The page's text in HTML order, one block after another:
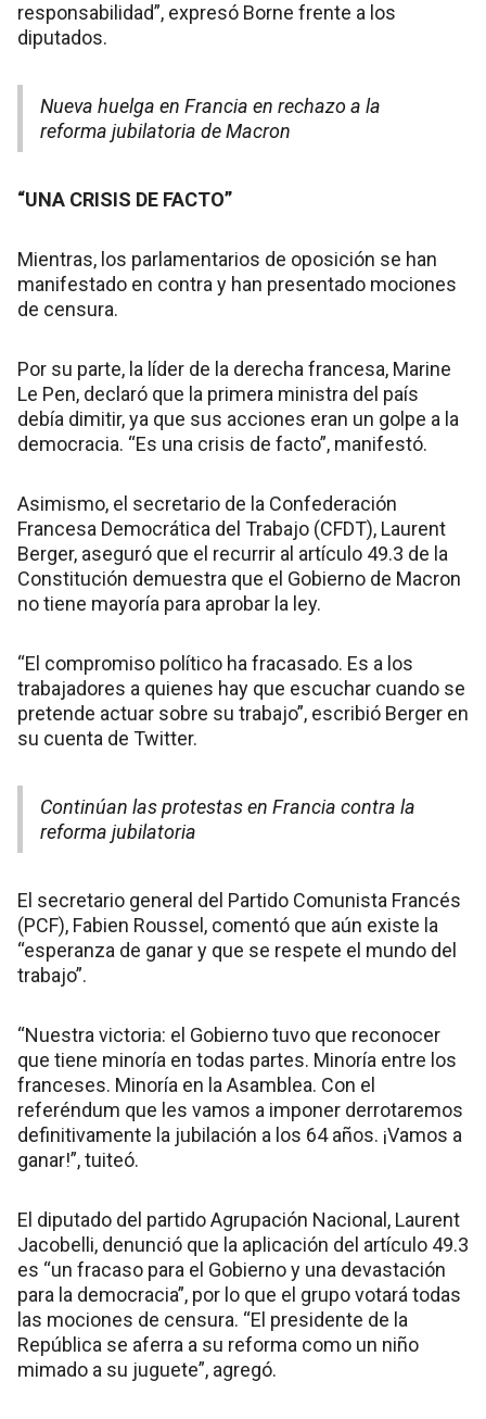
responsabilidad”, expresó Borne frente a los
diputados.
Nueva huelga en Francia en rechazo a la
reforma jubilatoria de Macron
“UNA CRISIS DE FACTO”
Mientras, los parlamentarios de oposición se han
manifestado en contra y han presentado mociones
de censura.
Por su parte, la líder de la derecha francesa, Marine
Le Pen, declaró que la primera ministra del país
debía dimitir, ya que sus acciones eran un golpe a la
democracia. “Es una crisis de facto”, manifestó.
Asimismo, el secretario de la Confederación
Francesa Democrática del Trabajo (CFDT), Laurent
Berger, aseguró que el recurrir al artículo 49.3 de la
Constitución demuestra que el Gobierno de Macron
no tiene mayoría para aprobar la ley.
“El compromiso político ha fracasado. Es a los
trabajadores a quienes hay que escuchar cuando se
pretende actuar sobre su trabajo”, escribió Berger en
su cuenta de Twitter.
Continúan las protestas en Francia contra la
reforma jubilatoria
El secretario general del Partido Comunista Francés
(PCF), Fabien Roussel, comentó que aún existe la
“esperanza de ganar y que se respete el mundo del
trabajo”.
“Nuestra victoria: el Gobierno tuvo que reconocer
que tiene minoría en todas partes. Minoría entre los
franceses. Minoría en la Asamblea. Con el
referéndum que les vamos a imponer derrotaremos
definitivamente la jubilación a los 64 años. ¡Vamos a
ganar!”, tuiteó.
El diputado del partido Agrupación Nacional, Laurent
Jacobelli, denunció que la aplicación del artículo 49.3
es “un fracaso para el Gobierno y una devastación
para la democracia”, por lo que el grupo votará todas
las mociones de censura. “El presidente de la
República se aferra a su reforma como un niño
mimado a su juguete”, agregó.